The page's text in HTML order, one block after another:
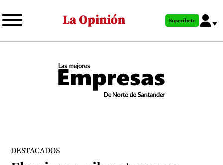
al
principal
Suscríbete
DESTACADOS